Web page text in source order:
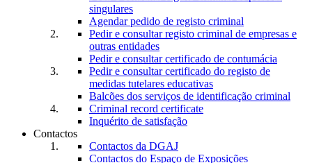
singulares
Agendar pedido de registo criminal
Pedir e consultar registo criminal de empresas e
outras entidades
Pedir e consultar certificado de contumácia
Pedir e consultar certificado do registo de
medidas tutelares educativas
Balcões dos serviços de identificação criminal
Criminal record certificate
Inquérito de satisfação
Contactos
Contactos da DGAJ
Contactos do Espaço de Exposições